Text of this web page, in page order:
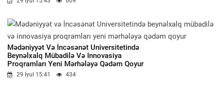
Mədəniyyət Və İncəsənət Universitetində
Beynəlxalq Mübadilə Və Innovasiya
Proqramları Yeni Mərhələyə Qədəm Qoyur
29 İyul 15:41 434